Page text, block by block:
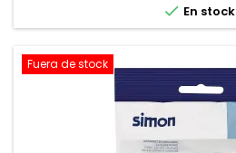
 En stock
Fuera de stock